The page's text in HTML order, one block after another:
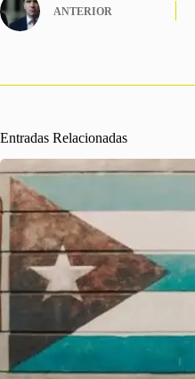
ANTERIOR
Entradas Relacionadas